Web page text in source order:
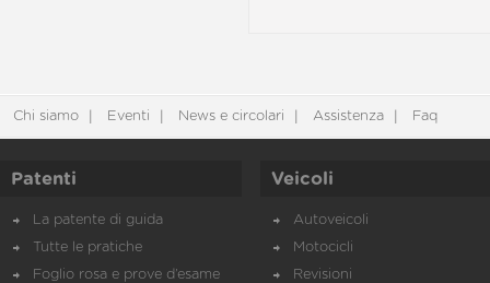
Chi siamo Eventi News e circolari Assistenza Faq
Patenti
La patente di guida
Tutte le pratiche
Foglio rosa e prove d’esame
Veicoli
Autoveicoli
Motocicli
Revisioni